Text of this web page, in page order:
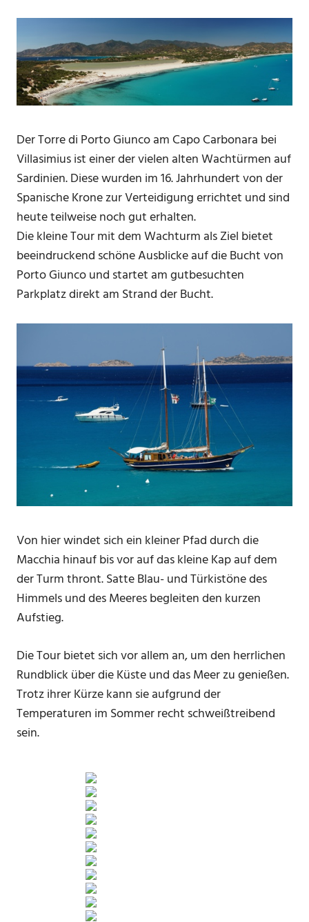
Der Torre di Porto Giunco am Capo Carbonara bei
Villasimius ist einer der vielen alten Wachtürmen auf
Sardinien. Diese wurden im 16. Jahrhundert von der
Spanische Krone zur Verteidigung errichtet und sind
heute teilweise noch gut erhalten.
Die kleine Tour mit dem Wachturm als Ziel bietet
beeindruckend schöne Ausblicke auf die Bucht von
Porto Giunco und startet am gutbesuchten
Parkplatz direkt am Strand der Bucht.
Von hier windet sich ein kleiner Pfad durch die
Macchia hinauf bis vor auf das kleine Kap auf dem
der Turm thront. Satte Blau- und Türkistöne des
Himmels und des Meeres begleiten den kurzen
Aufstieg.
Die Tour bietet sich vor allem an, um den herrlichen
Rundblick über die Küste und das Meer zu genießen.
Trotz ihrer Kürze kann sie aufgrund der
Temperaturen im Sommer recht schweißtreibend
sein.